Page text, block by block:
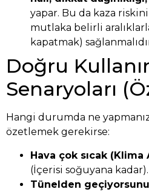
yapar. Bu da kaza
mutlaka belirli
kapatmak)
Doğru
Senaryoları
Hangi durumda ne
özetlemek gerekirse:
Hava çok sıcak (Klima
(İçerisi soğuyana kadar).
Tünelden